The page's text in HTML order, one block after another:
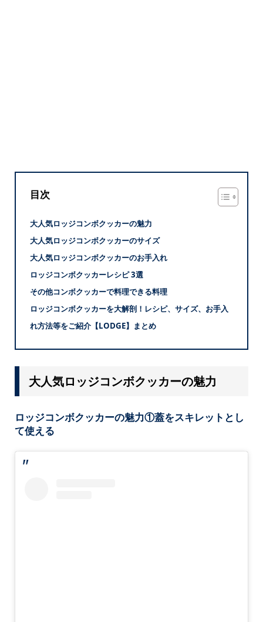
目次
大人気ロッジコンボクッカーの魅力
大人気ロッジコンボクッカーのサイズ
大人気ロッジコンボクッカーのお手入れ
ロッジコンボクッカーレシピ 3選
その他コンボクッカーで料理できる料理
ロッジコンボクッカーを大解剖！レシピ、サイズ、お手入
れ方法等をご紹介【LODGE】まとめ
大人気ロッジコンボクッカーの魅力
ロッジコンボクッカーの魅力①蓋をスキレットとし
て使える